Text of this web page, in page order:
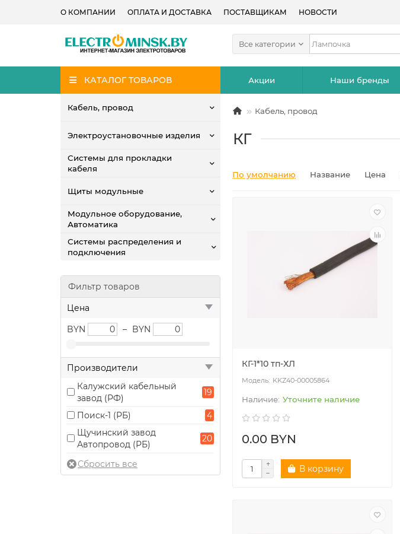
О КОМПАНИИ ОПЛАТА И ДОСТАВКА ПОСТАВЩИКАМ НОВОСТИ
Все категории
КАТАЛОГ ТОВАРОВ
Кабель, провод
Электроустановочные изделия
Системы для прокладки
кабеля
Щиты модульные
Модульное оборудование,
Автоматика
Системы распределения и
подключения
Акции Наши бренды
Кабель, провод
КГ
Фильтр товаров
Цена
BYN
– BYN
Производители
Калужский кабельный
завод (РФ)
19
Поиск-1 (РБ)
4
Щучинский завод
Автопровод (РБ)
20
По умолчанию Название Цена
КГ-1*10 тп-ХЛ
KKZ40-00005864
Уточните наличие
0.00 BYN
В корзину